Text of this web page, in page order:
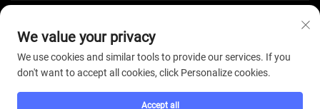
We value your privacy
We use cookies and similar tools to provide our services. If you
don't want to accept all cookies, click Personalize cookies.
Accept all